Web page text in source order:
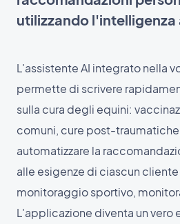
utilizzando
L'assistente AI integrato nella
permette di scrivere
sulla cura degli equini:
comuni, cure post-
automatizzare la
alle esigenze di ciascun
monitoraggio sportivo,
L'applicazione diventa un vero